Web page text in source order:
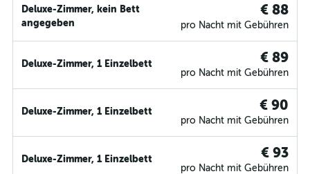
Deluxe-Zimmer, kein Bett
angegeben
€ 88
pro Nacht mit Gebühren
Deluxe-Zimmer, 1 Einzelbett € 89
pro Nacht mit Gebühren
Deluxe-Zimmer, 1 Einzelbett € 90
pro Nacht mit Gebühren
Deluxe-Zimmer, 1 Einzelbett € 93
pro Nacht mit Gebühren